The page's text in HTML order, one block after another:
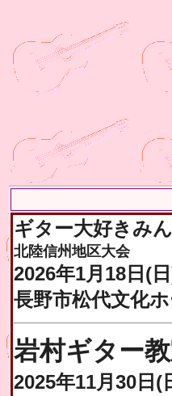
ギター大好きみ
北陸信州地区大会
2026年1月18日(
長野市松代文化ホ
岩村ギター
2025年11月30日(